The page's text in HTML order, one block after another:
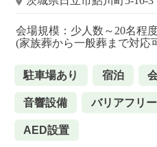
会場規模：少人数～20名程
(家族葬から一般葬まで対応
駐車場あり 宿泊
音響設備 バリアフリ
AED設置